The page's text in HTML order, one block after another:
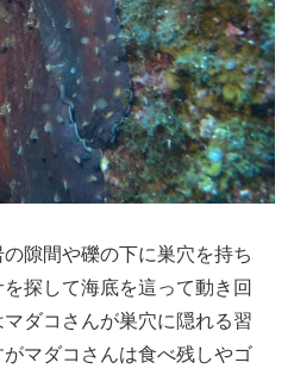
隙間や礫の下に巣穴を持ち
探して海底を這って動き回
ダコさんが巣穴に隠れる習
マダコさんは食べ残しやゴ